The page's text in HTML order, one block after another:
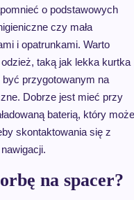
o podstawowych
czy mała
i opatrunkami. Warto
taką jak lekka kurtka
przygotowanym na
Dobrze jest mieć przy
baterią, który może
skontaktowania się z
na spacer?